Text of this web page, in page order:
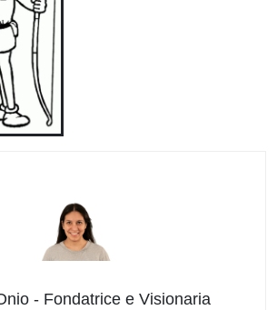
- Fondatrice e Visionaria